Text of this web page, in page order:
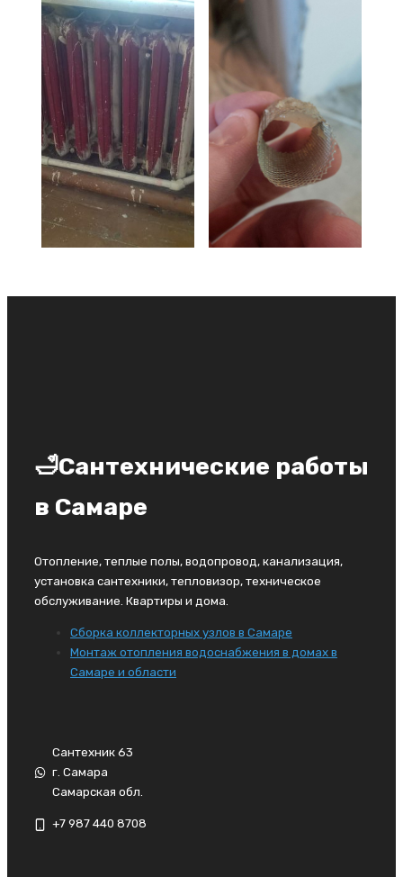
🛁Сантехнические работы
в Самаре
Отопление, теплые полы, водопровод, канализация,
установка сантехники, тепловизор, техническое
обслуживание. Квартиры и дома.
Сборка коллекторных узлов в Самаре
Монтаж отопления водоснабжения в домах в
Самаре и области
Сантехник 63
г. Самара
Самарская обл.
+7 987 440 8708